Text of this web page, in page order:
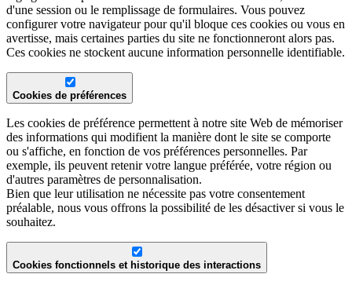
d'une session ou le remplissage de formulaires. Vous pouvez
configurer votre navigateur pour qu'il bloque ces cookies ou vous en
avertisse, mais certaines parties du site ne fonctionneront alors pas.
Ces cookies ne stockent aucune information personnelle identifiable.
Cookies de préférences
Les cookies de préférence permettent à notre site Web de mémoriser
des informations qui modifient la manière dont le site se comporte
ou s'affiche, en fonction de vos préférences personnelles. Par
exemple, ils peuvent retenir votre langue préférée, votre région ou
d'autres paramètres de personnalisation.
Bien que leur utilisation ne nécessite pas votre consentement
préalable, nous vous offrons la possibilité de les désactiver si vous le
souhaitez.
Cookies fonctionnels et historique des interactions